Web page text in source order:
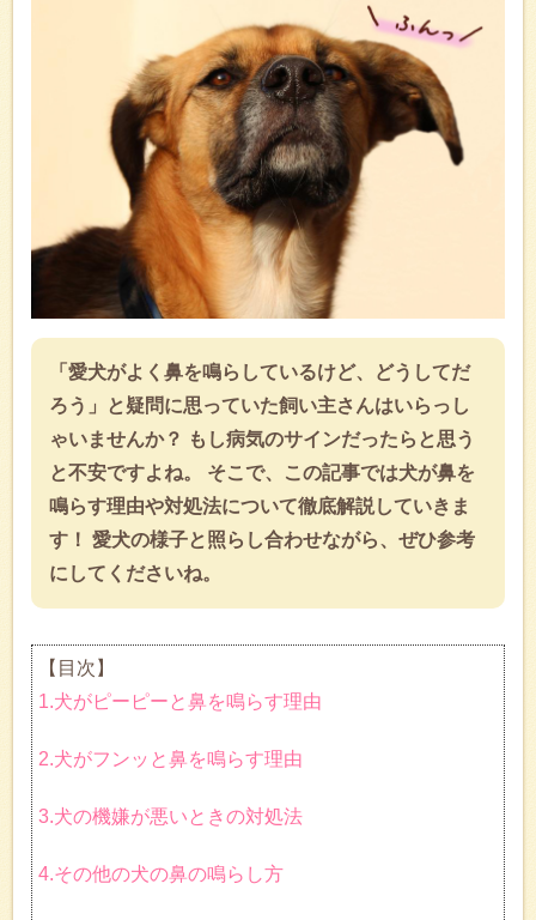
愛犬がピーピーと鼻を鳴
します！
「愛犬がよく鼻を鳴らしているけど、どうしてだ
ろう」と疑問に思っていた飼い主さんはいらっし
ゃいませんか？ もし病気のサインだったらと思う
と不安ですよね。 そこで、この記事では犬が鼻を
鳴らす理由や対処法について徹底解説していきま
す！ 愛犬の様子と照らし合わせながら、ぜひ参考
にしてくださいね。
【目次】
1.犬がピーピーと鼻を鳴らす理由
2.犬がフンッと鼻を鳴らす理由
3.犬の機嫌が悪いときの対処法
4.その他の犬の鼻の鳴らし方